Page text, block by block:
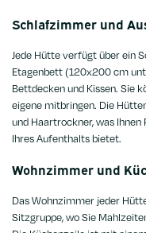
Schlafzimmer und
Jede Hütte verfügt über ein
Etagenbett (120x200 cm
Bettdecken und Kissen. Sie
eigene mitbringen. Die
und Haartrockner, was
Ihres Aufenthalts bietet.
Wohnzimmer und
Das Wohnzimmer jeder
Sitzgruppe, wo Sie